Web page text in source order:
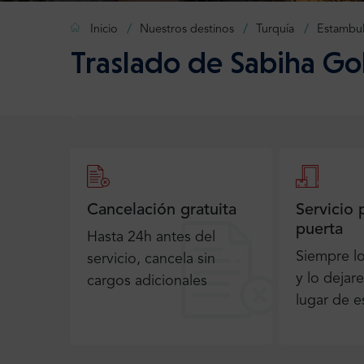
Inicio Nuestros destinos Turquía Estambul
Traslado de Sabiha
Cancelación gratuita
Hasta 24h antes del
servicio, cancela sin
cargos adicionales
Servicio
puerta
Siempre
y lo
lugar de